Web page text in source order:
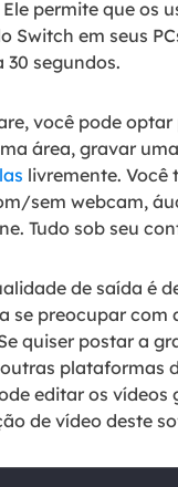
permite que os
Switch em seus
30 segundos.
você pode
área, gravar
livremente. Você
sem webcam,
Tudo sob seu
de saída é
se preocupar com
quiser postar a
plataformas
editar os vídeos
de vídeo deste